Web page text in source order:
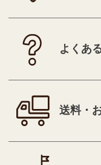
よくあ
送料・